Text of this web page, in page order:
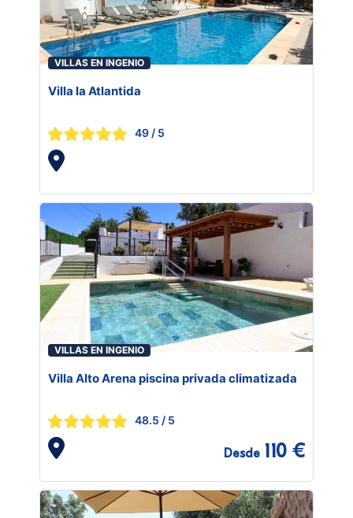
VILLAS EN INGENIO
Villa la Atlantida
49 / 5
VILLAS EN INGENIO
Villa Alto Arena piscina privada climatizada
48.5 / 5
Desde 110 €